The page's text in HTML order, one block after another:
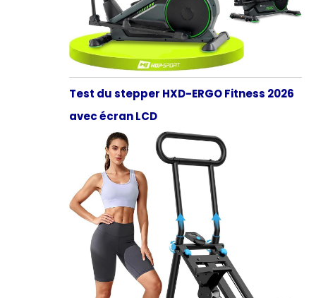
Test du stepper HXD-ERGO Fitness 2026
avec écran LCD